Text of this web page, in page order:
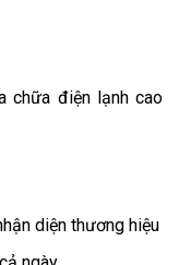
chữa điện lạnh cao
diện thương hiệu